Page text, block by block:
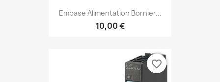
Embase Alimentation Bornier...
10,00 €
favorite_border